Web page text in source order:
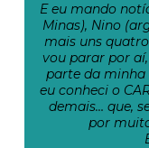
E eu mando
Minas), Nino
mais uns
vou parar por
parte da minha
eu conheci o
demais… que,
por